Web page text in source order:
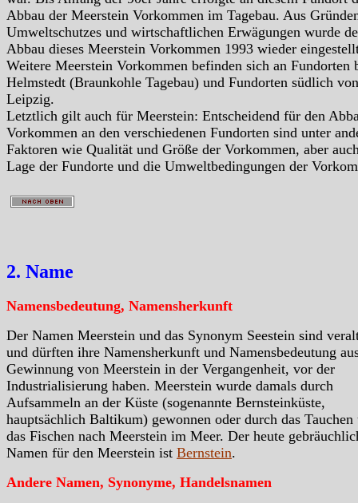
Abbau der Meerstein Vorkommen im Tagebau. Aus
Umweltschutzes und wirtschaftlichen Erwägungen wurde
Abbau dieses Meerstein Vorkommen 1993 wieder
Weitere Meerstein Vorkommen befinden sich an Fundorten
Helmstedt (Braunkohle Tagebau) und Fundorten südlich von
Leipzig.
Letztlich gilt auch für Meerstein: Entscheidend für den
Vorkommen an den verschiedenen Fundorten sind unter
Faktoren wie Qualität und Größe der Vorkommen, aber
Lage der Fundorte und die Umweltbedingungen der
2. Name
Namensbedeutung, Namensherkunft
Der Namen Meerstein und das Synonym Seestein sind
und dürften ihre Namensherkunft und Namensbedeutung
Gewinnung von Meerstein in der Vergangenheit, vor der
Industrialisierung haben. Meerstein wurde damals durch
Aufsammeln an der Küste (sogenannte Bernsteinküste,
hauptsächlich Baltikum) gewonnen oder durch das Tauchen
das Fischen nach Meerstein im Meer. Der heute
Namen für den Meerstein ist Bernstein.
Andere Namen, Synonyme, Handelsnamen